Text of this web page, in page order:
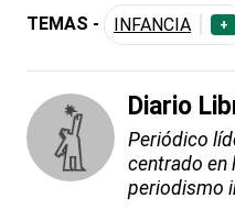
TEMAS - INFANCIA +
Diario
Periódico
centrado en
periodismo